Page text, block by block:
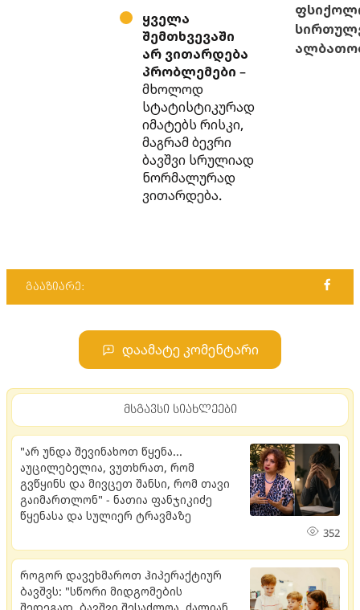
ყველა
შემთხვევაში
არ ვითარდება
პრობლემები –
მხოლოდ
სტატისტიკურად
იმატებს რისკი,
მაგრამ ბევრი
ბავშვი სრულიად
ნორმალურად
ვითარდება.
გააზიარე:
დაამატე კომენტარი
მსგავსი სიახლეები
"არ უნდა შევინახოთ წყენა...
აუცილებელია, ვუთხრათ, რომ
გვწყინს და მივცეთ შანსი, რომ თავი
გაიმართლონ" - ნათია ფანჯიკიძე
წყენასა და სულიერ ტრავმაზე
352
როგორ დავეხმაროთ ჰიპერაქტიურ
ბავშვს: "სწორი მიდგომების